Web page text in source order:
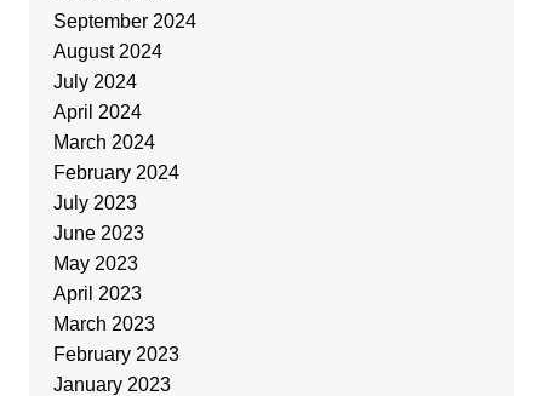
September 2024
August 2024
July 2024
April 2024
March 2024
February 2024
July 2023
June 2023
May 2023
April 2023
March 2023
February 2023
January 2023